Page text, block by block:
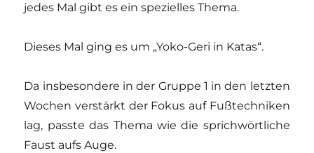
jedes Mal gibt es ein spezielles Thema.
Dieses Mal ging es um „Yoko-Geri in Katas“.
Da insbesondere in der Gruppe 1 in den letzten
Wochen verstärkt der Fokus auf Fußtechniken
lag, passte das Thema wie die sprichwörtliche
Faust aufs Auge.